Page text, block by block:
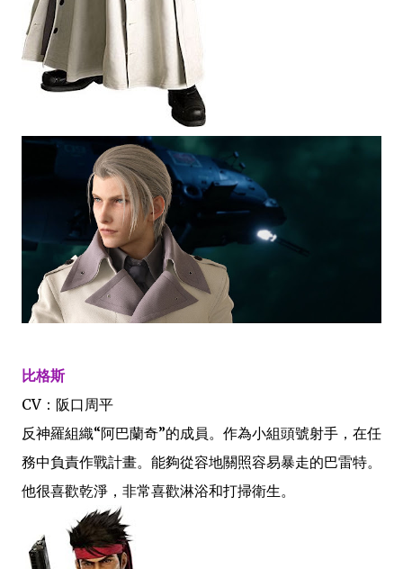
比格斯
CV：阪口周平
反神羅組織“阿巴蘭奇”的成員。作為小組頭號射手，在任
務中負責作戰計畫。能夠從容地關照容易暴走的巴雷特。
他很喜歡乾淨，非常喜歡淋浴和打掃衛生。